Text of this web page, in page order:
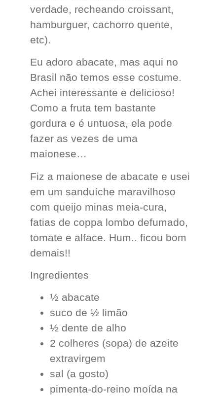
verdade, recheando croissant,
hamburguer, cachorro quente,
etc).
Eu adoro abacate, mas aqui no
Brasil não temos esse costume.
Achei interessante e delicioso!
Como a fruta tem bastante
gordura e é untuosa, ela pode
fazer as vezes de uma
maionese…
Fiz a maionese de abacate e usei
em um sanduíche maravilhoso
com queijo minas meia-cura,
fatias de coppa lombo defumado,
tomate e alface. Hum.. ficou bom
demais!!
Ingredientes
½ abacate
suco de ½ limão
½ dente de alho
2 colheres (sopa) de azeite
extravirgem
sal (a gosto)
pimenta-do-reino moída na